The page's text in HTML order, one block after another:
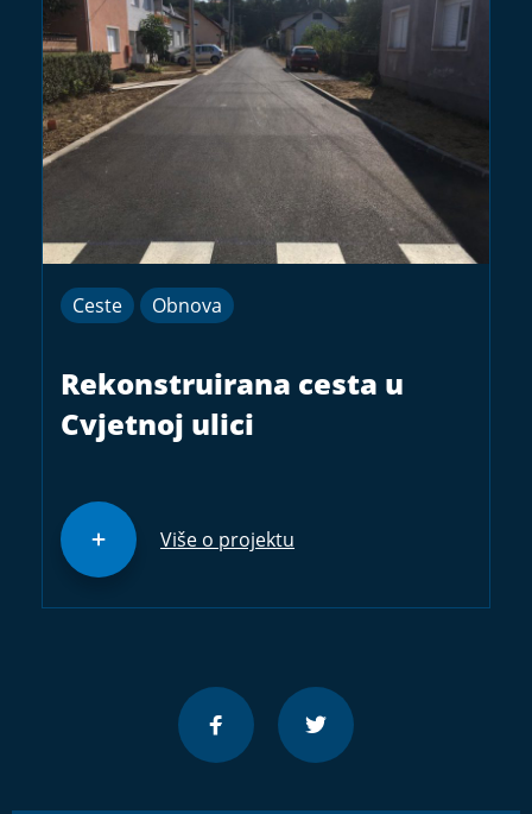
Ceste Obnova
Rekonstruirana cesta u
Cvjetnoj ulici
Više o projektu